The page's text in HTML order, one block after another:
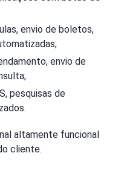
envio de boletos,
envio de
pesquisas de
altamente funcional
cliente.